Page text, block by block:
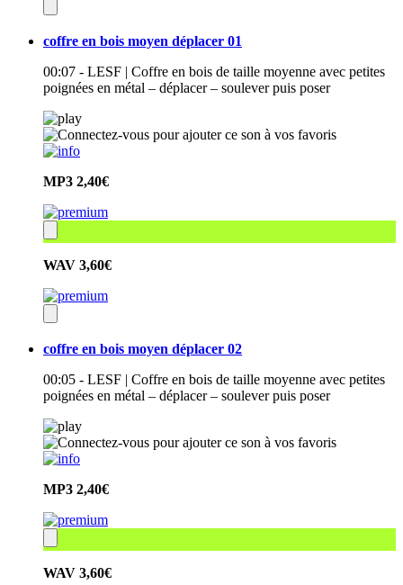
coffre en bois moyen déplacer 01
00:07 - LESF | Coffre en bois de taille moyenne avec petites
poignées en métal – déplacer – soulever puis poser
MP3 2,40€
WAV 3,60€
coffre en bois moyen déplacer 02
00:05 - LESF | Coffre en bois de taille moyenne avec petites
poignées en métal – déplacer – soulever puis poser
MP3 2,40€
WAV 3,60€